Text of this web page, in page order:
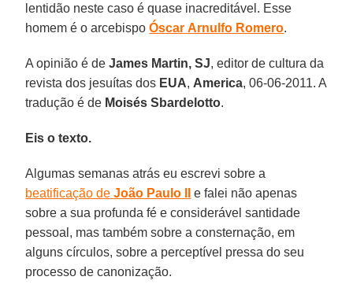
lentidão neste caso é quase inacreditável. Esse
homem é o arcebispoÓscar Arnulfo Romero.
A opinião é deJames Martin, SJ, editor de cultura da
revista dos jesuítas dos EUA, America, 06-06-2011. A
tradução é de Moisés Sbardelotto.
Eis o texto.
Algumas semanas atrás eu escrevi sobre a
beatificação deJoão Paulo II
e falei não apenas
sobre a sua profunda fé e considerável santidade
pessoal, mas também sobre a consternação, em
alguns círculos, sobre a perceptível pressa do seu
processo de canonização.